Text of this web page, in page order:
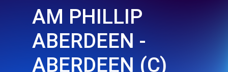
AM PHILLIP
ABERDEEN -
ABERDEEN (C)